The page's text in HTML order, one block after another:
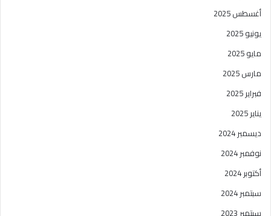
أغسطس 2025
يونيو 2025
مايو 2025
مارس 2025
فبراير 2025
يناير 2025
ديسمبر 2024
نوفمبر 2024
أكتوبر 2024
سبتمبر 2024
سبتمبر 2023